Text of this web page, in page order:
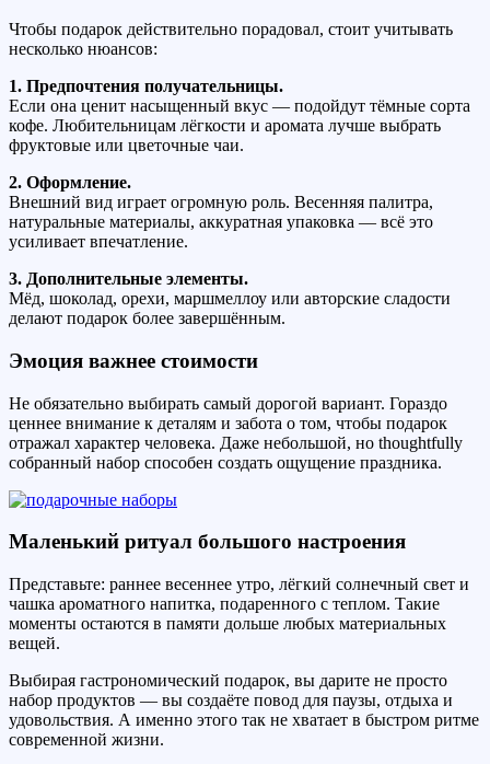
Чтобы подарок действительно порадовал, стоит учитывать
несколько нюансов:
1. Предпочтения получательницы.
Если она ценит насыщенный вкус — подойдут тёмные сорта
кофе. Любительницам лёгкости и аромата лучше выбрать
фруктовые или цветочные чаи.
2. Оформление.
Внешний вид играет огромную роль. Весенняя палитра,
натуральные материалы, аккуратная упаковка — всё это
усиливает впечатление.
3. Дополнительные элементы.
Мёд, шоколад, орехи, маршмеллоу или авторские сладости
делают подарок более завершённым.
Эмоция важнее стоимости
Не обязательно выбирать самый дорогой вариант. Гораздо
ценнее внимание к деталям и забота о том, чтобы подарок
отражал характер человека. Даже небольшой, но thoughtfully
собранный набор способен создать ощущение праздника.
Маленький ритуал большого настроения
Представьте: раннее весеннее утро, лёгкий солнечный свет и
чашка ароматного напитка, подаренного с теплом. Такие
моменты остаются в памяти дольше любых материальных
вещей.
Выбирая гастрономический подарок, вы дарите не просто
набор продуктов — вы создаёте повод для паузы, отдыха и
удовольствия. А именно этого так не хватает в быстром ритме
современной жизни.